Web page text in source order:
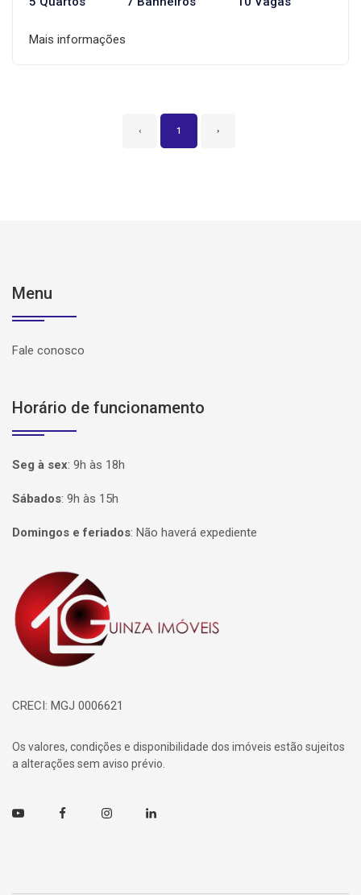
Mais informações
‹ 1 ›
Menu
Fale conosco
Horário de funcionamento
Seg à sex: 9h às 18h
Sábados: 9h às 15h
Domingos e feriados: Não haverá expediente
Página inicial
CRECI: MGJ 0006621
Os valores, condições e disponibilidade dos imóveis estão sujeitos
a alterações sem aviso prévio.
Youtube FacebookInstagramLinkedin